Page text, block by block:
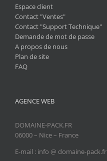
Espace client
Contact "Ventes"
Contact "Support Technique"
Demande de mot de passe
A propos de nous
Plan de site
FAQ
AGENCE WEB
DOMAINE-PACK.FR
06000 – Nice – France
E-mail : info @ domaine-pack.fr